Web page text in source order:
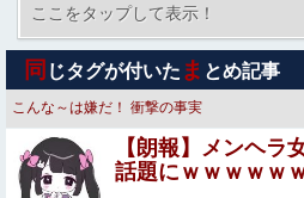
ず任天堂に修正させてしまう
「被告はモンスター」元ジャン
年求刑でほぼ実刑確実？弁護側
【愕然】念願の彼女できたんだ
ない素性が見えてきた・・・・
ここをタップして表示！
同 じタグが付いた ま とめ記事
こんな～は嫌だ！ 衝撃の事実
【朗報】メンヘラ
話題にｗｗｗｗｗ